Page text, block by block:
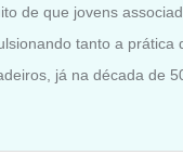
de que jovens
tanto a prática
já na década de